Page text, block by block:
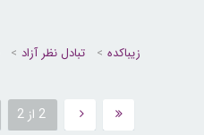
زیباکده تبادل نظر آزاد
2 از 2